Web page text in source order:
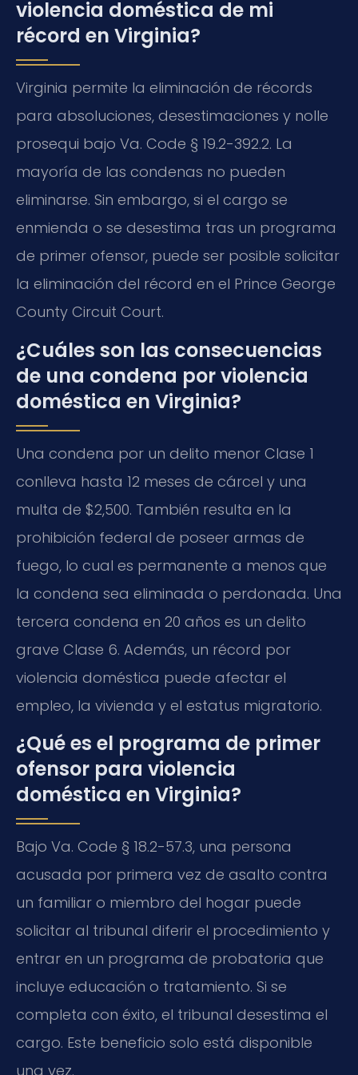
violencia doméstica de mi
récord en Virginia?
Virginia permite la eliminación de récords
para absoluciones, desestimaciones y nolle
prosequi bajo Va. Code § 19.2-392.2. La
mayoría de las condenas no pueden
eliminarse. Sin embargo, si el cargo se
enmienda o se desestima tras un programa
de primer ofensor, puede ser posible solicitar
la eliminación del récord en el Prince George
County Circuit Court.
¿Cuáles son las consecuencias
de una condena por violencia
doméstica en Virginia?
Una condena por un delito menor Clase 1
conlleva hasta 12 meses de cárcel y una
multa de $2,500. También resulta en la
prohibición federal de poseer armas de
fuego, lo cual es permanente a menos que
la condena sea eliminada o perdonada. Una
tercera condena en 20 años es un delito
grave Clase 6. Además, un récord por
violencia doméstica puede afectar el
empleo, la vivienda y el estatus migratorio.
¿Qué es el programa de primer
ofensor para violencia
doméstica en Virginia?
Bajo Va. Code § 18.2-57.3, una persona
acusada por primera vez de asalto contra
un familiar o miembro del hogar puede
solicitar al tribunal diferir el procedimiento y
entrar en un programa de probatoria que
incluye educación o tratamiento. Si se
completa con éxito, el tribunal desestima el
cargo. Este beneficio solo está disponible
una vez.